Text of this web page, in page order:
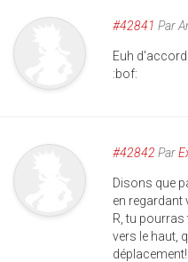
#42841 Par
Euh d'accord
:bof:
#42842 Par
Disons que
en regardant
R, tu pourras
vers le haut,
déplacement!